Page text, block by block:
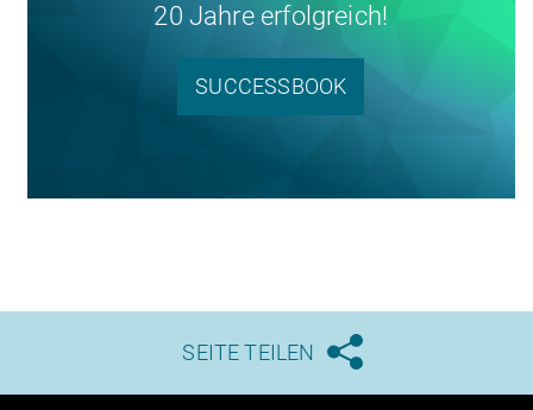
20 Jahre erfolgreich!
SUCCESSBOOK
  
SEITE TEILEN